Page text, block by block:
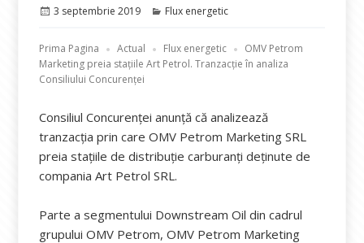
Publicat
3 septembrie 2019 Categorii
Flux energetic
Prima Pagina Actual Flux energetic
OMV Petrom
Marketing preia stațiile Art Petrol. Tranzacție în analiza
Consiliului Concurenței
Consiliul Concurenței anunță că analizează
tranzacția prin care OMV Petrom Marketing SRL
preia stațiile de distribuție carburanți deținute de
compania Art Petrol SRL.
Parte a segmentului Downstream Oil din cadrul
grupului OMV Petrom, OMV Petrom Marketing